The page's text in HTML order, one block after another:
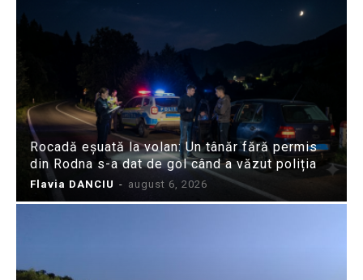
Rocadă eșuată la volan: Un tânăr fără permis
din Rodna s-a dat de gol când a văzut poliția
Flavia DANCIU - august 6, 2026